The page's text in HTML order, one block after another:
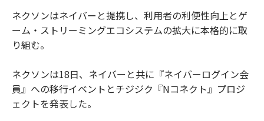
ネクソンはネイバーと提携し、利用者の利便性向上とゲ
ーム・ストリーミングエコシステムの拡大に本格的に取
り組む。
ネクソンは18日、ネイバーと共に『ネイバーログイン会
員』への移行イベントとチジジク『Nコネクト』プロジ
ェクトを発表した。